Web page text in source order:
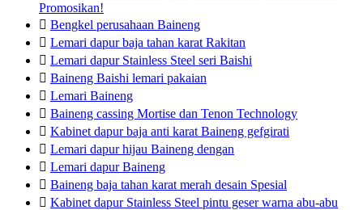
Promosikan!
 Bengkel perusahaan Baineng
 Lemari dapur baja tahan karat Rakitan
 Lemari dapur Stainless Steel seri Baishi
 Baineng Baishi lemari pakaian
 Lemari Baineng
 Baineng cassing Mortise dan Tenon Technology
 Kabinet dapur baja anti karat Baineng gefgirati
 Lemari dapur hijau Baineng dengan
 Lemari dapur Baineng
 Baineng baja tahan karat merah desain Spesial
 Kabinet dapur Stainless Steel pintu geser warna abu-abu